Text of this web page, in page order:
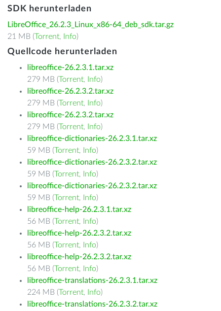
SDK herunterladen
LibreOffice_26.2.3_Linux_x86-64_deb_sdk.tar.gz
21 MB (Torrent, Info)
Quellcode herunterladen
libreoffice-26.2.3.1.tar.xz
279 MB (Torrent, Info)
libreoffice-26.2.3.2.tar.xz
279 MB (Torrent, Info)
libreoffice-26.2.3.2.tar.xz
279 MB (Torrent, Info)
libreoffice-dictionaries-26.2.3.1.tar.xz
59 MB (Torrent, Info)
libreoffice-dictionaries-26.2.3.2.tar.xz
59 MB (Torrent, Info)
libreoffice-dictionaries-26.2.3.2.tar.xz
59 MB (Torrent, Info)
libreoffice-help-26.2.3.1.tar.xz
56 MB (Torrent, Info)
libreoffice-help-26.2.3.2.tar.xz
56 MB (Torrent, Info)
libreoffice-help-26.2.3.2.tar.xz
56 MB (Torrent, Info)
libreoffice-translations-26.2.3.1.tar.xz
224 MB (Torrent, Info)
libreoffice-translations-26.2.3.2.tar.xz